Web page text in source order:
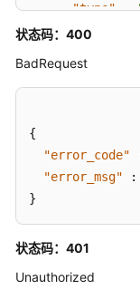
口
数
API
"type" :
"ordinal"
}
]
}
状态码：400
BadRequest
{
"error_code"
"error_msg"
:
}
状态码：401
Unauthorized